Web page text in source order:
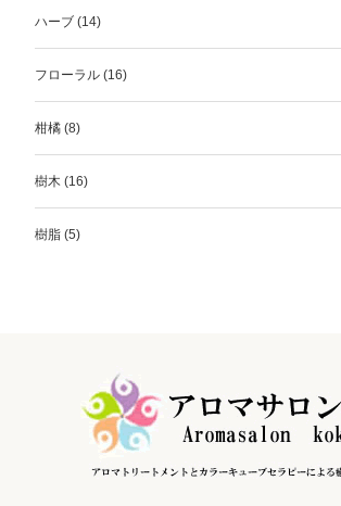
ハーブ (14)
フローラル (16)
柑橘 (8)
樹木 (16)
樹脂 (5)